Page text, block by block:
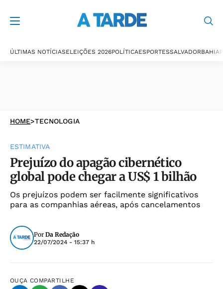
ÚLTIMAS NOTÍCIASELEIÇÕES 2026POLÍTICAESPORTESSALVADORBAHIA
HOME>TECNOLOGIA
ESTIMATIVA
Prejuízo do apagão cibernético
global pode chegar a US$ 1 bilhão
Os prejuízos podem ser facilmente significativos
para as companhias aéreas, após cancelamentos
Por Da Redação
22/07/2024 - 15:37 h
OUÇA COMPARTILHE